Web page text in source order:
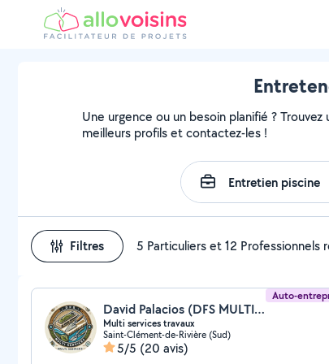
Une urgence ou un besoin planifié ?
meilleurs profils et contactez-les !
Filtres 5 Particuliers et 12 Professionnels
Auto-
David Palacios (DFS MULTI SERVICES)
Multi services travaux
Saint-Clément-de-Rivière (Sud)
5/5 (20 avis)